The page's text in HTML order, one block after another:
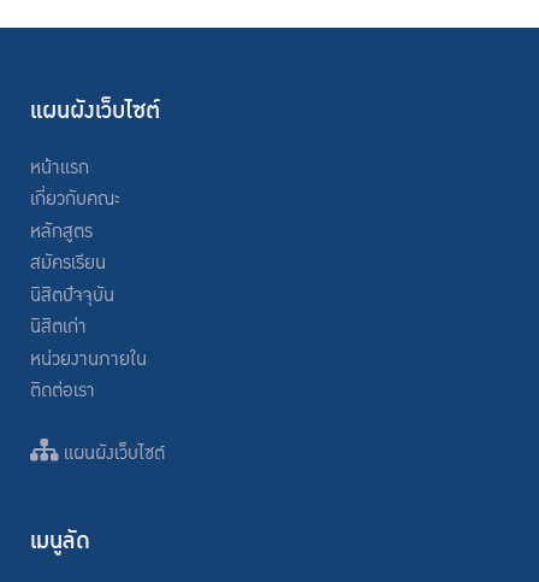
แผนผังเว็บไซต์
หน้าแรก
เกี่ยวกับคณะ
หลักสูตร
สมัครเรียน
นิสิตปัจจุบัน
นิสิตเก่า
หน่วยงานภายใน
ติดต่อเรา
แผนผังเว็บไซต์
เมนูลัด